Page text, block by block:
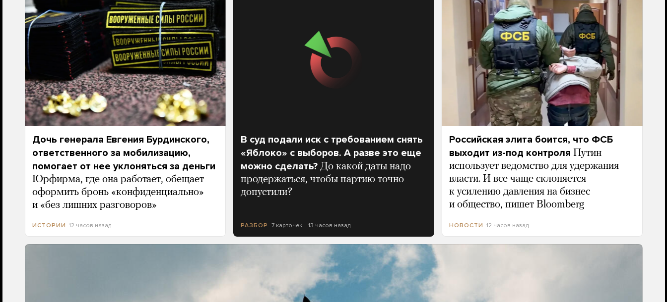
Дочь генерала Евгения Бурдинского,
ответственного за мобилизацию,
помогает от нее уклоняться за деньги
Юрфирма, где она работает, обещает
оформить бронь «конфиденциально»
и «без лишних разговоров»
ИСТОРИИ 12 часов назад
В суд подали иск с требованием снять
«Яблоко» с выборов. А разве это еще
можно сделать? До какой даты надо
продержаться, чтобы партию точно
допустили?
РАЗБОР 7 карточек 13 часов назад
Российская элита боится, что ФСБ
выходит из-под контроля Путин
использует ведомство для удержания
власти. И все чаще склоняется
к усилению давления на бизнес
и общество, пишет Bloomberg
НОВОСТИ 12 часов назад